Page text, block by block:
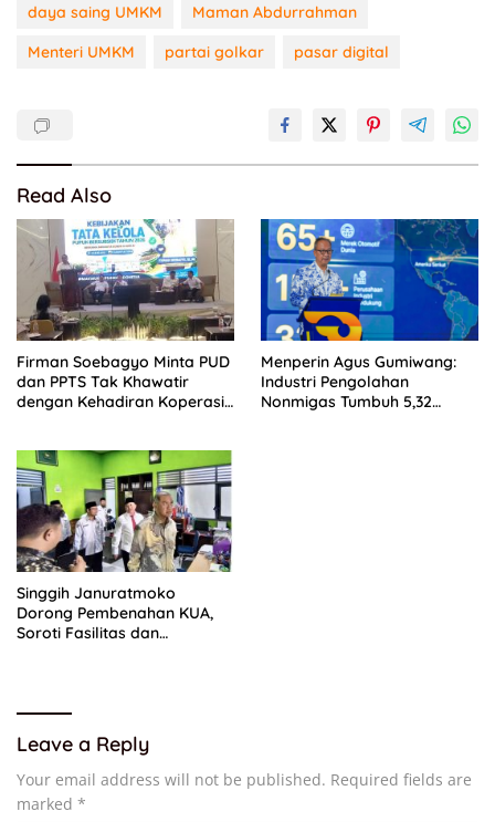
daya saing UMKM
Maman Abdurrahman
Menteri UMKM
partai golkar pasar digital
Read Also
Firman Soebagyo Minta PUD
dan PPTS Tak Khawatir
dengan Kehadiran Koperasi
Menperin Agus Gumiwang:
Industri Pengolahan
Nonmigas Tumbuh 5,32
Singgih Januratmoko
Dorong Pembenahan KUA,
Soroti Fasilitas dan
Leave a Reply
Your email address will not be published. Required fields are
marked *